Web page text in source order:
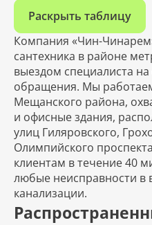
Раскрыть таблицу
Компания «Чин-
сантехника в районе
выездом специалиста
обращения. Мы
Мещанского района,
и офисные здания,
улиц Гиляровского,
Олимпийского
клиентам в течение 40
любые неисправности в
канализации.